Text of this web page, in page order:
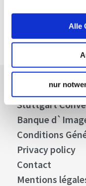
Alle
nur
24
Réservez
Espace Presse
Stuttgart
Banque
Conditions
Privacy policy
Contact
Mentions